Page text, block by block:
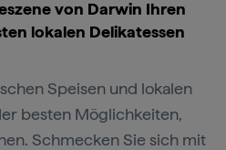
von Darwin Ihren
lokalen Delikatessen
Speisen und lokalen
besten Möglichkeiten,
Schmecken Sie sich mit